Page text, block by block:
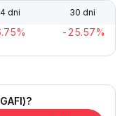
dni 30 dni
-25.57%